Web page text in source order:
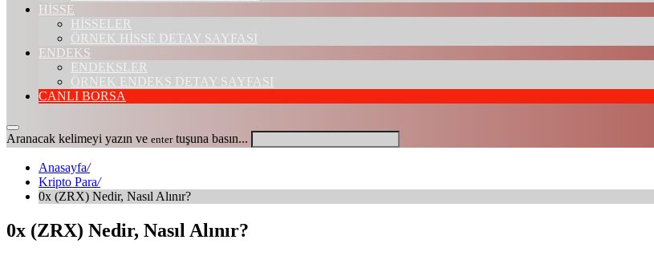
HİSSE
HİSSELER
ÖRNEK HİSSE DETAY SAYFASI
ENDEKS
ENDEKSLER
ÖRNEK ENDEKS DETAY SAYFASI
CANLI BORSA
Aranacak kelimeyi yazın ve entertuşuna basın...
Anasayfa/
Kripto Para/
0x (ZRX) Nedir, Nasıl Alınır?
0x (ZRX) Nedir, Nasıl Alınır?